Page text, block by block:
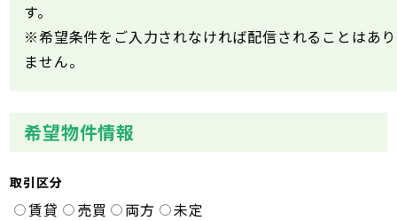
す。
※希望条件をご入力されなければ配信されることはあり
ません。
希望物件情報
取引区分
賃貸 売買 両方 未定